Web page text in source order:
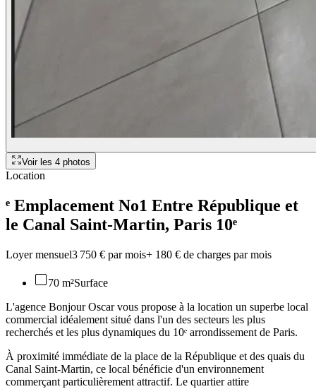
Voir les 4 photos
Location
ᵉ Emplacement No1 Entre République et
le Canal Saint-Martin, Paris 10ᵉ
Loyer mensuel3 750 € par mois+ 180 € de charges par mois
70 m²Surface
L'agence Bonjour Oscar vous propose à la location un superbe local
commercial idéalement situé dans l'un des secteurs les plus
recherchés et les plus dynamiques du 10ᵉ arrondissement de Paris.
À proximité immédiate de la place de la République et des quais du
Canal Saint-Martin, ce local bénéficie d'un environnement
commerçant particulièrement attractif. Le quartier attire